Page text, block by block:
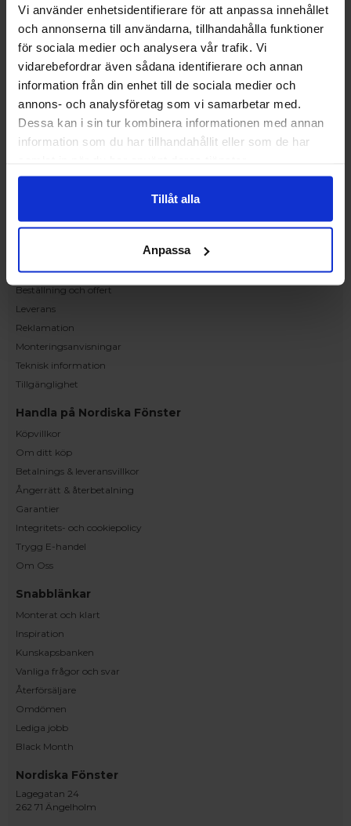
Vi använder enhetsidentifierare för att anpassa innehållet
och annonserna till användarna, tillhandahålla funktioner
för sociala medier och analysera vår trafik. Vi
vidarebefordrar även sådana identifierare och annan
information från din enhet till de sociala medier och
annons- och analysföretag som vi samarbetar med.
Dessa kan i sin tur kombinera informationen med annan
information som du har tillhandahållit eller som de har
Tillåt alla
Anpassa
Ängelholm
Nordens största fönsterutställning
Se video från vårt showroom
168 67 Bromma
Kontakta oss
Beställning och offert
Leverans
Reklamation
Monteringsanvisningar
Teknisk information
Tillgänglighet
Handla på Nordiska Fönster
Köpvillkor
Om ditt köp
Betalnings & leveransvillkor
Ångerrätt & återbetalning
Garantier
Integritets- och cookiepolicy
Trygg E-handel
Om Oss
Snabblänkar
Monterat och klart
Inspiration
Kunskapsbanken
Vanliga frågor och svar
Återförsäljare
Omdömen
Lediga jobb
Black Month
Nordiska Fönster
Lagegatan 24
262 71 Ängelholm